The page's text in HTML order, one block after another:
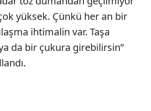
yüksek. Çünkü her an bir
ihtimalin var. Taşa
da bir çukura girebilirsin”